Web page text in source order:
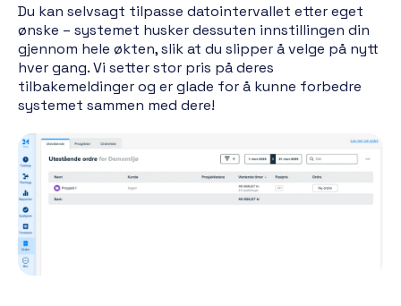
Du kan selvsagt tilpasse datointervallet etter eget
ønske – systemet husker dessuten innstillingen din
gjennom hele økten, slik at du slipper å velge på nytt
hver gang. Vi setter stor pris på deres
tilbakemeldinger og er glade for å kunne forbedre
systemet sammen med dere!